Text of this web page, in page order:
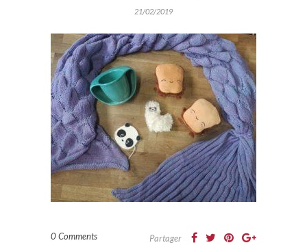
21/02/2019
0 Comments Partager